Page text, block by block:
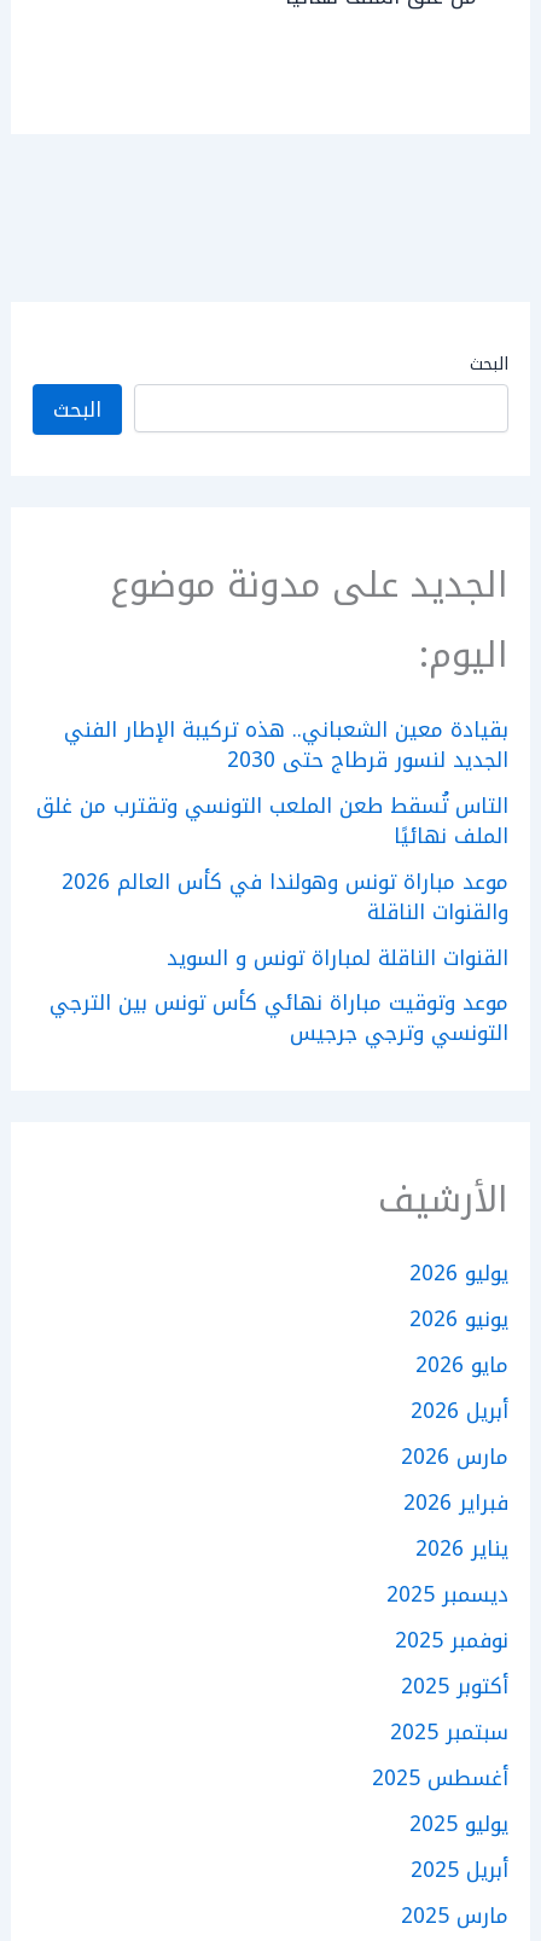
البحث
البحث
الجديد على مدونة موضوع
اليوم:
بقيادة معين الشعباني.. هذه تركيبة الإطار الفني
الجديد لنسور قرطاج حتى 2030
التاس تُسقط طعن الملعب التونسي وتقترب من غلق
الملف نهائيًا
موعد مباراة تونس وهولندا في كأس العالم 2026
والقنوات الناقلة
القنوات الناقلة لمباراة تونس و السويد
موعد وتوقيت مباراة نهائي كأس تونس بين الترجي
التونسي وترجي جرجيس
الأرشيف
يوليو 2026
يونيو 2026
مايو 2026
أبريل 2026
مارس 2026
فبراير 2026
يناير 2026
ديسمبر 2025
نوفمبر 2025
أكتوبر 2025
سبتمبر 2025
أغسطس 2025
يوليو 2025
أبريل 2025
مارس 2025